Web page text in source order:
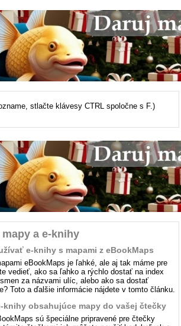
stlačte klávesy CTRL spoločne s F.)
a e-knihy
e-knihy s mapami z eBookMaps
eBookMaps je ľahké, ale aj tak máme pre
vedieť, ako sa ľahko a rýchlo dostať na index
za názvami ulíc, alebo ako sa dostať
Toto a ďalšie informácie nájdete v tomto článku.
obsahujúce mapy do vašej čtečky
sú špeciálne pripravené pre čtečky